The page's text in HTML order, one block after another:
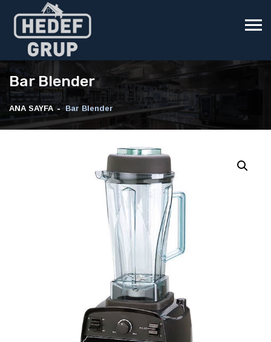
Bar Blender
ANA SAYFA Bar Blender